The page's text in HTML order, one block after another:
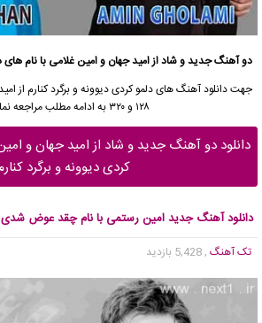
دو آهنگ جدید و شاد از امید جهان و امین غلامی با نام های
جهت دانلود آهنگ های دلمو کردی دیوونه و برگرد کنارم از
۱۲۸ و ۳۲۰ به ادامه مطلب مراجعه نمائید…
دانلود دو آهنگ جدید و شاد از امید جهان و
کردی دیوونه و برگرد
دانلود آهنگ جدید امین رستمی با نام چقد عوض شدی
تک آهنگ , 5,428 بازدید